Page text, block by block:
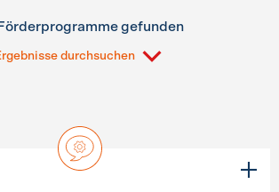
gefunden
durchsuchen